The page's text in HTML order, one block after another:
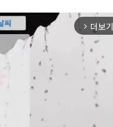
arrow_forward_ios 더보기